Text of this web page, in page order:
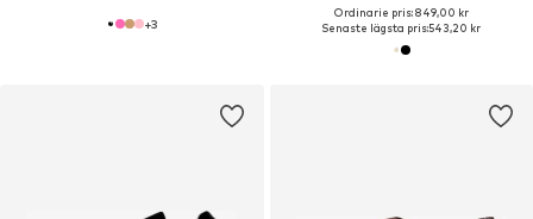
+3
Ordinarie pris: 849,00 kr
Senaste lägsta pris:543,20 kr